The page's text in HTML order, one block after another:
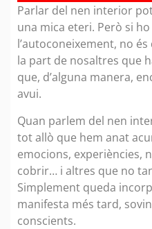
Parlar del nen interior
una mica eteri. Però si
l’autoconeixement, no
la part de nosaltres que
que, d’alguna manera,
avui.
Quan parlem del nen
tot allò que hem anat
emocions, experiències,
cobrir… i altres que no
Simplement queda
manifesta més tard,
conscients.